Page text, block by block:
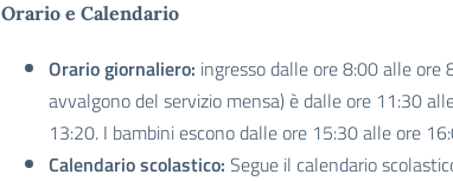
Orario e Calendario
Orario giornaliero: ingresso dalle ore 8:00 alle
avvalgono del servizio mensa) è dalle ore 11:30
13:20. I bambini escono dalle ore 15:30 alle ore
Calendario scolastico: Segue il calendario